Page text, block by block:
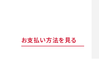
お支払い方法を見る